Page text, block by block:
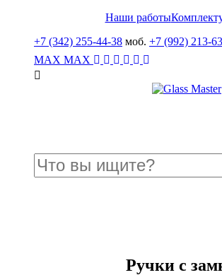
Наши работы
+7 (342) 255-44-38 моб. +7 (992) 213-
MAX MAX
Ручки с